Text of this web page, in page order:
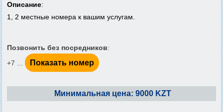
Описание:
1, 2 местные номера к вашим услугам.
Позвонить без посредников:
+7 ...
Показать номер
Минимальная цена: 9000 KZT